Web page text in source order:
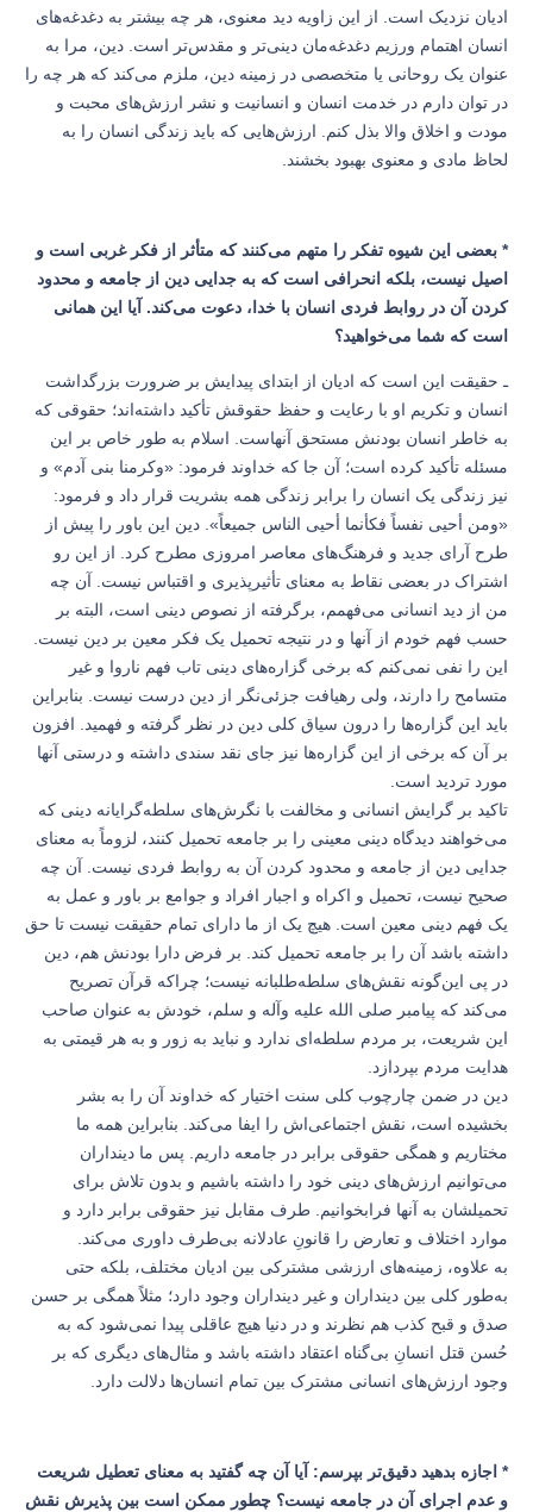
ادیان نزدیک است. از این زاویه دید معنوی، هر چه بیشتر به دغدغه‌های
انسان اهتمام ورزیم دغدغه‌مان دینی‌تر و مقدس‌تر است. دین، مرا به
عنوان یک روحانی یا متخصصی در زمینه دین، ملزم می‌کند که هر چه را
در توان دارم در خدمت انسان و انسانیت و نشر ارزش‌های محبت و
مودت و اخلاق والا بذل کنم. ارزش‌هایی که باید زندگی انسان را به
لحاظ مادی و معنوی بهبود بخشند.
* بعضی این شیوه تفکر را متهم می‌کنند که متأثر از فکر غربی است و
اصیل نیست، بلکه انحرافی است که به جدایی دین از جامعه و محدود
کردن آن در روابط فردی انسان با خدا، دعوت می‌کند. آیا این همانی
است که شما می‌خواهید؟
ـ حقیقت این است که ادیان از ابتدای پیدایش بر ضرورت بزرگداشت
انسان و تکریم او با رعایت و حفظ حقوقش تأکید داشته‌اند؛ حقوقی که
به خاطر انسان بودنش مستحق آنهاست. اسلام به طور خاص بر این
مسئله تأکید کرده است؛ آن جا که خداوند فرمود: «وکرمنا بنی آدم» و
نیز زندگی یک انسان را برابر زندگی همه بشریت قرار داد و فرمود:
«ومن أحیی نفساً فکأنما أحیی الناس جمیعاً». دین این باور را پیش از
طرح آرای جدید و فرهنگ‌های معاصر امروزی مطرح کرد. از این رو
اشتراک در بعضی نقاط به معنای تأثیرپذیری و اقتباس نیست. آن چه
من از دید انسانی می‌فهمم، برگرفته از نصوص دینی است، البته بر
حسب فهم خودم از آنها و در نتیجه تحمیل یک فکر معین بر دین نیست.
این را نفی نمی‌کنم که برخی گزاره‌های دینی تاب فهم ناروا و غیر
متسامح را دارند، ولی رهیافت جزئی‌نگر از دین درست نیست. بنابراین
باید این گزاره‌ها را درون سیاق کلی دین در نظر گرفته و فهمید. افزون
بر آن که برخی از این گزاره‌ها نیز جای نقد سندی داشته و درستی آنها
مورد تردید است.
تاکید بر گرایش انسانی و مخالفت با نگرش‌های سلطه‌گرایانه دینی که
می‌خواهند دیدگاه دینی معینی را بر جامعه تحمیل کنند، لزوماً به معنای
جدایی دین از جامعه و محدود کردن آن به روابط فردی نیست. آن چه
صحیح نیست، تحمیل و اکراه و اجبار افراد و جوامع بر باور و عمل به
یک فهم دینی معین است. هیچ یک از ما دارای تمام حقیقت نیست تا حق
داشته باشد آن را بر جامعه تحمیل کند. بر فرض دارا بودنش هم، دین
در پی این‌گونه نقش‌های سلطه‌طلبانه نیست؛ چراکه قرآن تصریح
می‌کند که پیامبر صلی الله علیه وآله و سلم، خودش به عنوان صاحب
این شریعت، بر مردم سلطه‌ای ندارد و نباید به زور و به هر قیمتی به
هدایت مردم بپردازد.
دین در ضمن چارچوب کلی سنت اختیار که خداوند آن را به بشر
بخشیده است، نقش اجتماعی‌اش را ایفا می‌کند. بنابراین همه ما
مختاریم و همگی حقوقی برابر در جامعه داریم. پس ما دینداران
می‌توانیم ارزش‌های دینی خود را داشته باشیم و بدون تلاش برای
تحمیلشان به آنها فرابخوانیم. طرف مقابل نیز حقوقی برابر دارد و
موارد اختلاف و تعارض را قانونِ عادلانه بی‌طرف داوری می‌کند.
به علاوه، زمینه‌های ارزشی مشترکی بین ادیان مختلف، بلکه حتی
به‌طور کلی بین دینداران و غیر دینداران وجود دارد؛ مثلاً همگی بر حسن
صدق و قبح کذب هم نظرند و در دنیا هیچ عاقلی پیدا نمی‌شود که به
حُسن قتل انسانِ بی‌گناه اعتقاد داشته باشد و مثال‌های دیگری که بر
وجود ارزش‌های انسانی مشترک بین تمام انسان‌ها دلالت دارد.
* اجازه بدهید دقیق‌تر بپرسم: آیا آن چه گفتید به معنای تعطیل شریعت
و عدم اجرای آن در جامعه نیست؟ چطور ممکن است بین پذیرش نقش